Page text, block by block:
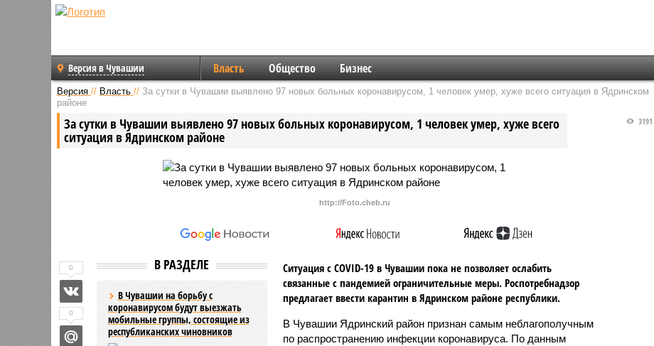
Версия в Чувашии Власть Общество Бизнес
Версия // Власть // За сутки в Чувашии выявлено 97 новых больных коронавирусом, 1 человек умер, хуже всего ситуация в Ядринском
районе
За сутки в Чувашии выявлено 97 новых больных коронавирусом, 1 человек умер, хуже всего
ситуация в Ядринском районе
3191
http://Foto.cheb.ru
В РАЗДЕЛЕ
В Чувашии на борьбу с
коронавирусом будут выезжать
мобильные группы, состоящие из
республиканских чиновников
Ситуация с COVID-19 в Чувашии пока не позволяет ослабить
связанные с пандемией ограничительные меры. Роспотребнадзор
предлагает ввести карантин в Ядринском районе республики.
В Чувашии Ядринский район признан самым неблагополучным
по распространению инфекции коронавируса. По данным
0
0